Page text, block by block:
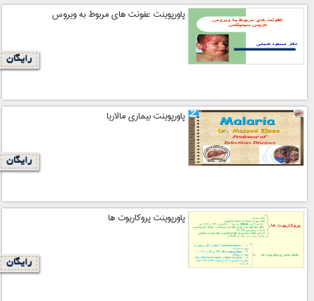
پاورپوینت عفونت هاي مربوط به ويروس
رایگان
پاورپوینت بيماري مالاريا
رایگان
پاورپوینت پروکاریوت ها
رایگان